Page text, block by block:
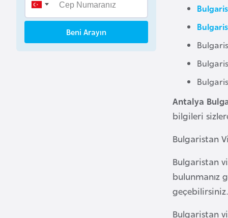
Antalya
bilgileri
Bulgaristan
Bulgaristan
bulunmanız
Bulgaristan
Beni Arayın
i